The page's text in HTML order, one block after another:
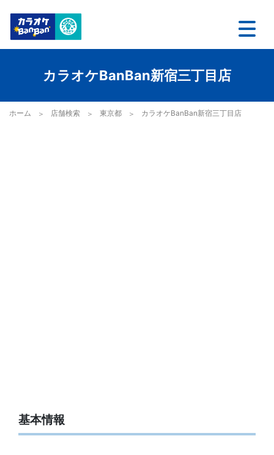
カラオケBanBan新宿三丁目店
ホーム 店舗検索 東京都 カラオケBanBan新宿三丁目店
基本情報